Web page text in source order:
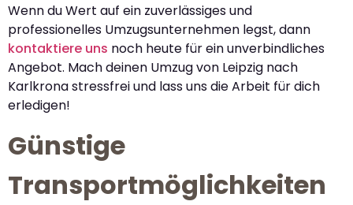
Wenn du Wert auf ein zuverlässiges und
professionelles Umzugsunternehmen legst, dann
kontaktiere uns noch heute für ein unverbindliches
Angebot. Mach deinen Umzug von Leipzig nach
Karlkrona stressfrei und lass uns die Arbeit für dich
erledigen!
Günstige
Transportmöglichkeiten